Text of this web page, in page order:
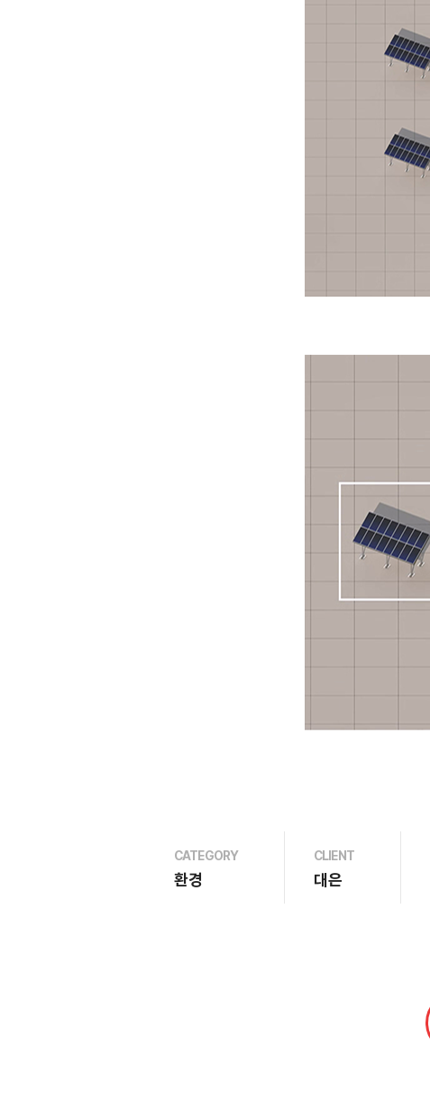
CATEGORY
환경
CLIENT
대은